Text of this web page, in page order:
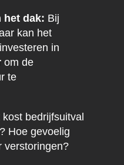
het dak: Bij
kan het
in
om de
te
kost bedrijfsuitval
Hoe gevoelig
verstoringen?